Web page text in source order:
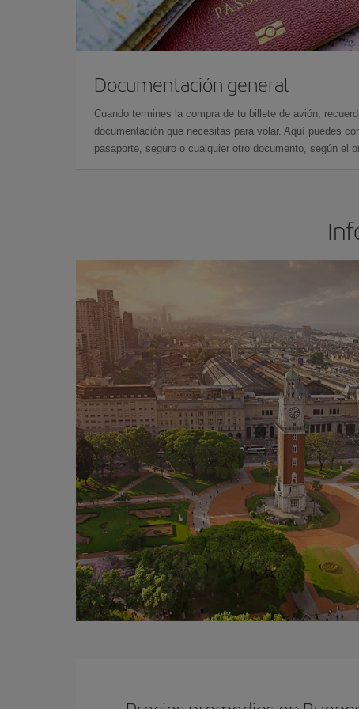
Documentación general
Cuando termines la compra de tu billete de avión,
documentación que necesitas para volar. Aquí puedes
pasaporte, seguro o cualquier otro documento, según el